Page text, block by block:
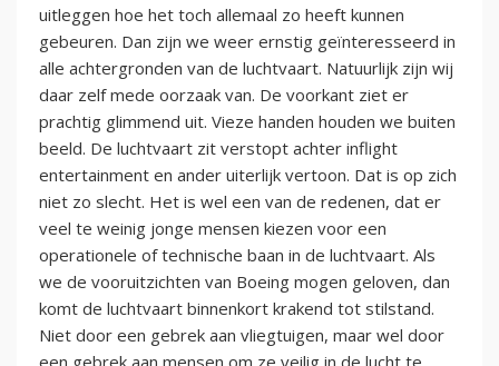
uitleggen hoe het toch allemaal zo heeft kunnen
gebeuren. Dan zijn we weer ernstig geïnteresseerd in
alle achtergronden van de luchtvaart. Natuurlijk zijn wij
daar zelf mede oorzaak van. De voorkant ziet er
prachtig glimmend uit. Vieze handen houden we buiten
beeld. De luchtvaart zit verstopt achter inflight
entertainment en ander uiterlijk vertoon. Dat is op zich
niet zo slecht. Het is wel een van de redenen, dat er
veel te weinig jonge mensen kiezen voor een
operationele of technische baan in de luchtvaart. Als
we de vooruitzichten van Boeing mogen geloven, dan
komt de luchtvaart binnenkort krakend tot stilstand.
Niet door een gebrek aan vliegtuigen, maar wel door
een gebrek aan mensen om ze veilig in de lucht te